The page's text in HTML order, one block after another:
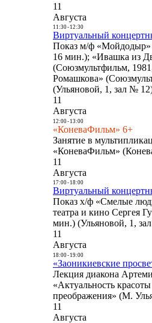
11
Августа
11:30- 12:30
Виртуальный
Показ м/ф «Мойдодыр»
16 мин.); «Ивашка из
(Союзмультфильм,
Ромашкова»
(Ульяновой, 1, зал №
11
Августа
12:00- 13:00
«КоневаФильм» 6+
Занятие в
«КоневаФильм»
11
Августа
17:00- 18:00
Виртуальный
Показ х/ф «Смелые
театра и кино Сергея
мин.) (Ульяновой, 1,
11
Августа
18:00- 19:00
«Заоникиевские
Лекция диакона
«Актуальность
преображения» (М.
11
Августа